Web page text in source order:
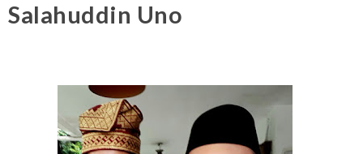
Salahuddin Uno